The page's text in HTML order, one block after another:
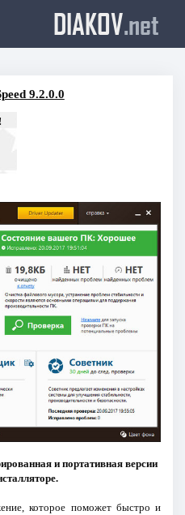
DIAKOV.net
9.2.0.0
и портативная версии
которое поможет быстро и